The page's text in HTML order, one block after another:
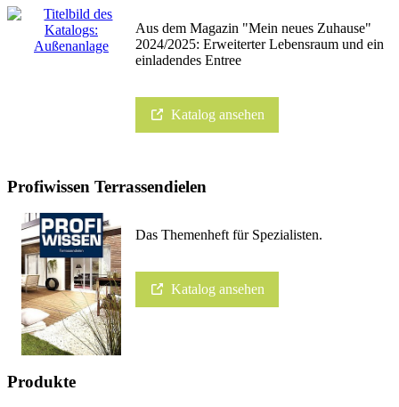
Aus dem Magazin "Mein neues Zuhause"
2024/2025: Erweiterter Lebensraum und ein
einladendes Entree
Katalog ansehen
Profiwissen Terrassendielen
Das Themenheft für Spezialisten.
Katalog ansehen
Produkte